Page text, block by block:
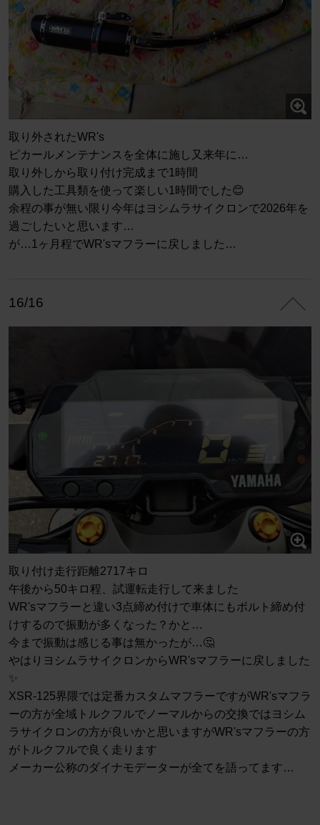
取り外されたWR's
ピカールメンテナンスを全体に施し又来年に…
取り外しから取り付け完成まで1時間
購入した工具類を使って楽しい1時間でした😊
余程の事が無い限り今年はヨシムラサイクロンで2026年を
過ごしたいと思います…
が…1ヶ月程でWR'sマフラーに戻しました…
16/16
取り付け走行距離2717キロ
午後から50キロ程、試運転走行して来ました
WR'sマフラーと違い3点締め付けで車体にもボルト締め付
けするので振動が多くなった？かと…
今まで振動は感じる事は無かったが…🤔
やはりヨシムラサイクロンからWR'sマフラーに戻しました
✨
XSR-125界隈では定番カスタムマフラーですがWR'sマフラ
ーの方が全域トルクフルでノーマルからの交換ではヨシム
ラサイクロンの方が良いかと思いますがWR'sマフラーの方
がトルクフルで良く走ります
メーカー公称のダイナモデーターが全てを語ってます…